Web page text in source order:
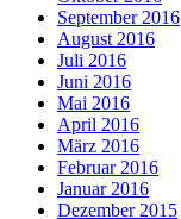
September 2016
August 2016
Juli 2016
Juni 2016
Mai 2016
April 2016
März 2016
Februar 2016
Januar 2016
Dezember 2015